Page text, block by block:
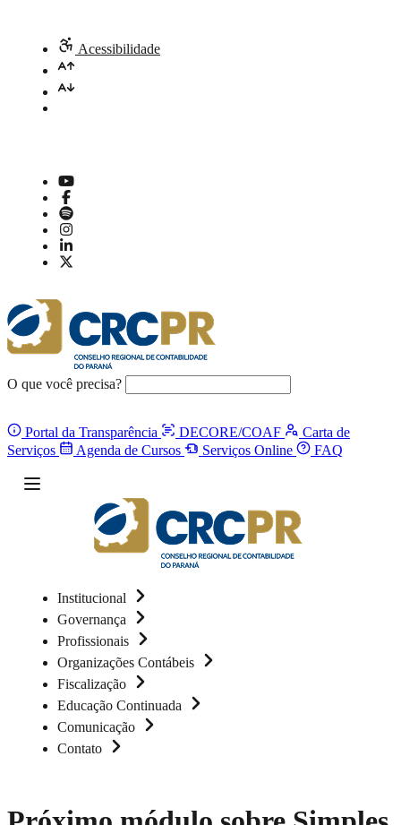
Acessibilidade
O que você precisa?
Portal da Transparência DECORE/COAF
Carta de
Serviços
Agenda de Cursos Serviços Online FAQ
Institucional
Governança
Profissionais
Organizações Contábeis
Fiscalização
Educação Continuada
Comunicação
Contato